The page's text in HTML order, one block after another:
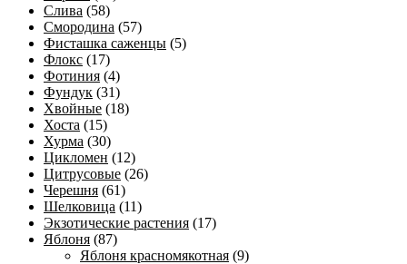
Слива (58)
Смородина (57)
Фисташка саженцы (5)
Флокс (17)
Фотиния (4)
Фундук (31)
Хвойные (18)
Хоста (15)
Хурма (30)
Цикломен (12)
Цитрусовые (26)
Черешня (61)
Шелковица (11)
Экзотические растения (17)
Яблоня (87)
Яблоня красномякотная (9)